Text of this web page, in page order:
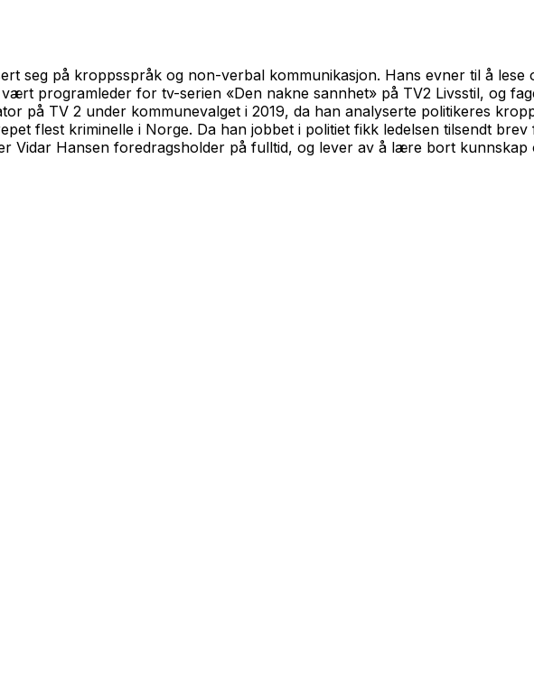
seg på kroppsspråk og non-verbal kommunikasjon. Hans evner til å
programleder for tv-serien «Den nakne sannhet» på TV2 Livsstil, og
på TV 2 under kommunevalget i 2019, da han analyserte politikeres
flest kriminelle i Norge. Da han jobbet i politiet fikk ledelsen tilsendt
Vidar Hansen foredragsholder på fulltid, og lever av å lære bort kunnskap